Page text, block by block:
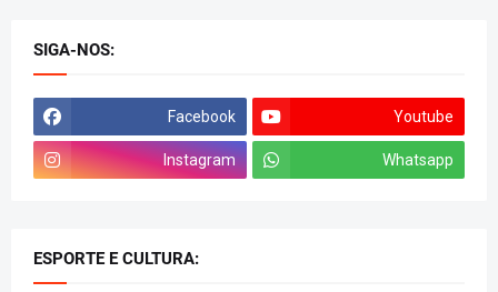
SIGA-NOS:
Facebook Youtube
Instagram Whatsapp
ESPORTE E CULTURA: